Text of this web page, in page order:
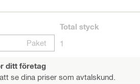
Paket
Total styck
1
ditt företag
se dina priser som avtalskund.